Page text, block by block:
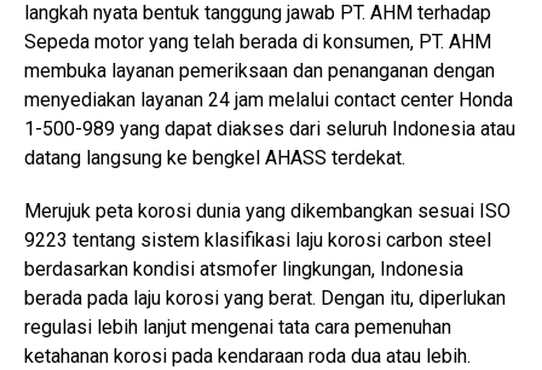
langkah nyata bentuk tanggung jawab PT. AHM terhadap
Sepeda motor yang telah berada di konsumen, PT. AHM
membuka layanan pemeriksaan dan penanganan dengan
menyediakan layanan 24 jam melalui contact center Honda
1-500-989 yang dapat diakses dari seluruh Indonesia atau
datang langsung ke bengkel AHASS terdekat.
Merujuk peta korosi dunia yang dikembangkan sesuai ISO
9223 tentang sistem klasifikasi laju korosi carbon steel
berdasarkan kondisi atsmofer lingkungan, Indonesia
berada pada laju korosi yang berat. Dengan itu, diperlukan
regulasi lebih lanjut mengenai tata cara pemenuhan
ketahanan korosi pada kendaraan roda dua atau lebih.